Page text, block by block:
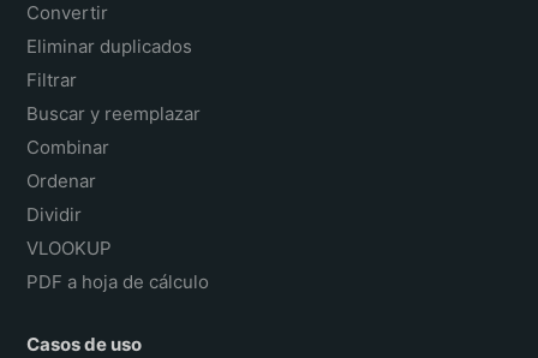
Convertir
Eliminar duplicados
Filtrar
Buscar y reemplazar
Combinar
Ordenar
Dividir
VLOOKUP
PDF a hoja de cálculo
Casos de uso